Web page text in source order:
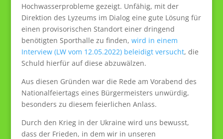
Hochwasserprobleme gezeigt. Unfähig, mit der
Direktion des Lyzeums im Dialog eine gute Lösung für
einen provisorischen Standort einer dringend
benötigten Sporthalle zu finden, wird in einem
Interview (LW vom 12.05.2022) beleidigt versucht, die
Schuld hierfür auf diese abzuwälzen.
Aus diesen Gründen war die Rede am Vorabend des
Nationalfeiertags eines Bürgermeisters unwürdig,
besonders zu diesem feierlichen Anlass.
Durch den Krieg in der Ukraine wird uns bewusst,
dass der Frieden, in dem wir in unseren